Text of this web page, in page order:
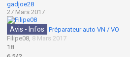
gadjoe28
27 Mars 2017
Avis - Infos
Préparateur auto VN / VO
Filipe08, 8 Mars 2017
18